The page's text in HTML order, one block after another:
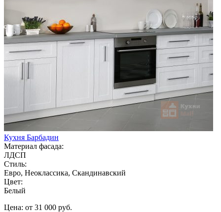
Кухня Барбадин
Материал фасада:
ЛДСП
Стиль:
Евро, Неоклассика, Скандинавский
Цвет:
Белый
Цена: от 31 000 руб.